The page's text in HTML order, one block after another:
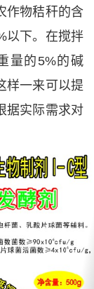
作物秸秆的含
以下。在搅拌
量的5%的碱
样一来可以提
据实际需求对